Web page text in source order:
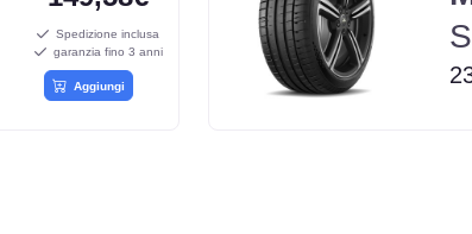
Spedizione inclusa
garanzia fino 3 anni
Aggiungi